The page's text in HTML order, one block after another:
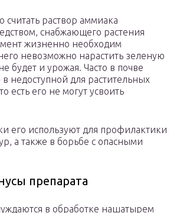
раствор аммиака
снабжающего растения
жизненно необходим
невозможно нарастить зеленую
будет и урожая. Часто в почве
в недоступной для растительных
есть его не могут усвоить
его используют для профилактики
а также в борьбе с опасными
препарата
в обработке нашатырем